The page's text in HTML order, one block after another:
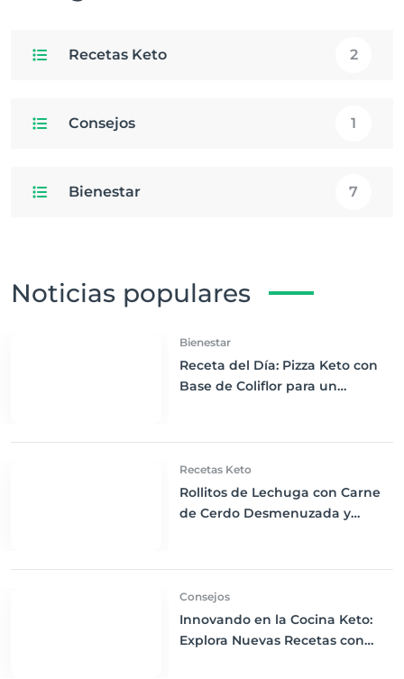
Recetas Keto 2
Consejos 1
Bienestar 7
Noticias populares
Bienestar
Receta del Día: Pizza Keto con
Base de Coliflor para un
Recetas Keto
Rollitos de Lechuga con Carne
de Cerdo Desmenuzada y
Consejos
Innovando en la Cocina Keto:
Explora Nuevas Recetas con